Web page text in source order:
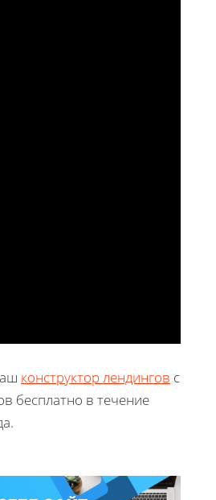
конструктор лендингов с
бесплатно в течение